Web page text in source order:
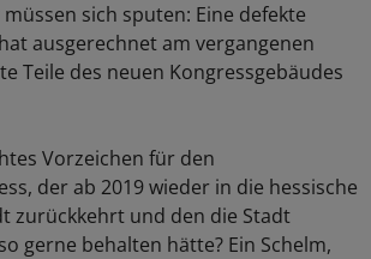
sich sputen: Eine defekte
ausgerechnet am vergangenen
Teile des neuen Kongressgebäudes
Vorzeichen für den
der ab 2019 wieder in die hessische
zurückkehrt und den die Stadt
gerne behalten hätte? Ein Schelm,